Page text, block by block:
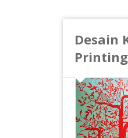
Desain